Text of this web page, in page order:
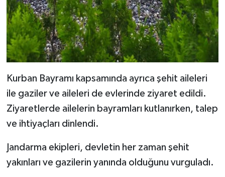
Kurban Bayramı kapsamında ayrıca şehit aileleri
ile gaziler ve aileleri de evlerinde ziyaret edildi.
Ziyaretlerde ailelerin bayramları kutlanırken, talep
ve ihtiyaçları dinlendi.
Jandarma ekipleri, devletin her zaman şehit
yakınları ve gazilerin yanında olduğunu vurguladı.